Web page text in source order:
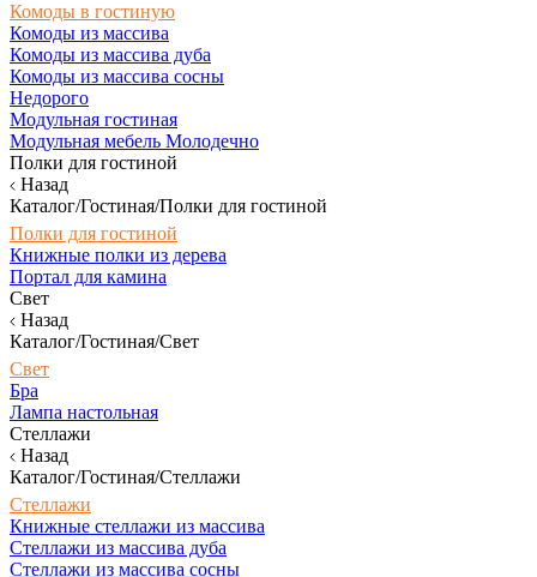
Комоды в гостиную
Комоды из массива
Комоды из массива дуба
Комоды из массива сосны
Недорого
Модульная гостиная
Модульная мебель Молодечно
Полки для гостиной
Назад
Каталог/Гостиная/Полки для гостиной
Полки для гостиной
Книжные полки из дерева
Портал для камина
Свет
Назад
Каталог/Гостиная/Свет
Свет
Бра
Лампа настольная
Стеллажи
Назад
Каталог/Гостиная/Стеллажи
Стеллажи
Книжные стеллажи из массива
Стеллажи из массива дуба
Стеллажи из массива сосны